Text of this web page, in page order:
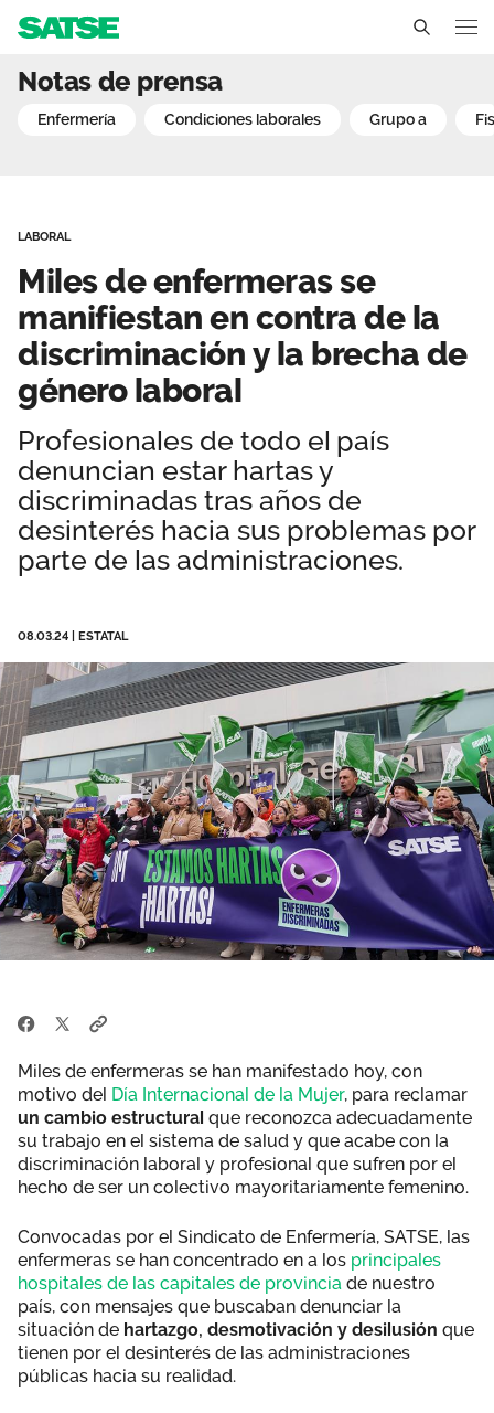
Delegados Sindicales
Estructura organizativa
Transparencia
Secciones sindicales
Servicios
Actualidad
Temas
Sala de prensa
Perspectivas
Documentos
Publicaciones
Sedes
Contáctanos
Área privada
Miles de enfermeras se
Notas de prensa
enfermería condiciones laborales grupo a
LABORAL
Miles de enfermeras se
manifiestan en contra de la
discriminación y la brecha de
género laboral
Profesionales de todo el país
denuncian estar hartas y
discriminadas tras años de
desinterés hacia sus problemas por
parte de las administraciones.
08.03.24 ESTATAL
Miles de enfermeras se han manifestado hoy, con
motivo del Día Internacional de la Mujer, para reclamar
un cambio estructural que reconozca adecuadamente
su trabajo en el sistema de salud y que acabe con la
discriminación laboral y profesional que sufren por el
hecho de ser un colectivo mayoritariamente femenino.
Convocadas por el Sindicato de Enfermería, SATSE, las
enfermeras se han concentrado en a los principales
hospitales de las capitales de provincia de nuestro
país, con mensajes que buscaban denunciar la
situación de hartazgo, desmotivación y desilusión que
tienen por el desinterés de las administraciones
públicas hacia su realidad.